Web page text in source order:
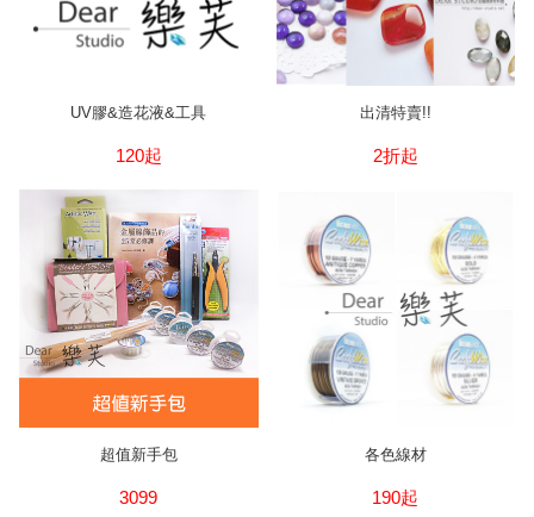
UV膠&造花液&工具
120起
出清特賣!!
2折起
超值新手包
3099
各色線材
190起